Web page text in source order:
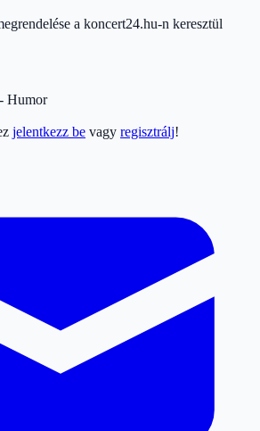
a koncert24.hu-n keresztül
Humor
jelentkezz be vagy regisztrálj!